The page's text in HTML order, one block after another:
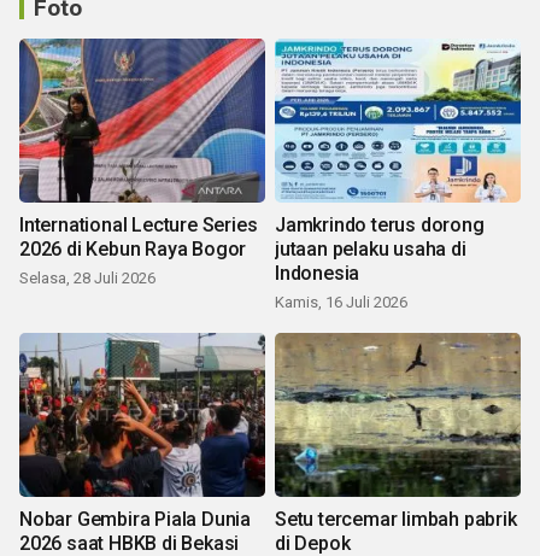
Foto
International Lecture Series
2026 di Kebun Raya Bogor
Selasa, 28 Juli 2026
Jamkrindo terus dorong
jutaan pelaku usaha di
Indonesia
Kamis, 16 Juli 2026
Nobar Gembira Piala Dunia
2026 saat HBKB di Bekasi
Setu tercemar limbah pabrik
di Depok